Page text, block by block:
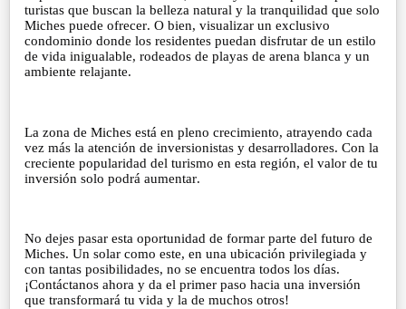
turistas que buscan la belleza natural y la tranquilidad que solo
Miches puede ofrecer. O bien, visualizar un exclusivo
condominio donde los residentes puedan disfrutar de un estilo
de vida inigualable, rodeados de playas de arena blanca y un
ambiente relajante.
La zona de Miches está en pleno crecimiento, atrayendo cada
vez más la atención de inversionistas y desarrolladores. Con la
creciente popularidad del turismo en esta región, el valor de tu
inversión solo podrá aumentar.
No dejes pasar esta oportunidad de formar parte del futuro de
Miches. Un solar como este, en una ubicación privilegiada y
con tantas posibilidades, no se encuentra todos los días.
¡Contáctanos ahora y da el primer paso hacia una inversión
que transformará tu vida y la de muchos otros!